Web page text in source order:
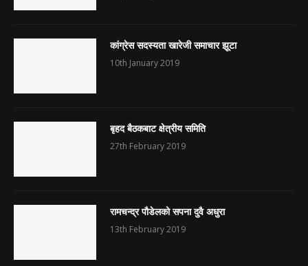
कांग्रेस सदस्यता खारेजी समाचार झूटा
10th January 2019
बृहद बैठकबाट क्षेत्रीय समिति
27th February 2019
रामचन्द्र पौडेलको सपना दुवै अधुरा
13th February 2019